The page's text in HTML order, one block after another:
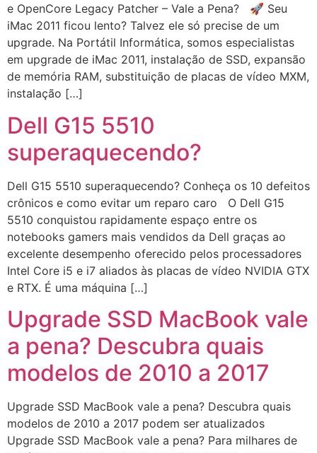
e OpenCore Legacy Patcher – Vale a Pena? 🚀 Seu
iMac 2011 ficou lento? Talvez ele só precise de um
upgrade. Na Portátil Informática, somos especialistas
em upgrade de iMac 2011, instalação de SSD, expansão
de memória RAM, substituição de placas de vídeo MXM,
instalação […]
Dell G15 5510
superaquecendo?
Dell G15 5510 superaquecendo? Conheça os 10 defeitos
crônicos e como evitar um reparo caro O Dell G15
5510 conquistou rapidamente espaço entre os
notebooks gamers mais vendidos da Dell graças ao
excelente desempenho oferecido pelos processadores
Intel Core i5 e i7 aliados às placas de vídeo NVIDIA GTX
e RTX. É uma máquina […]
Upgrade SSD MacBook vale
a pena? Descubra quais
modelos de 2010 a 2017
Upgrade SSD MacBook vale a pena? Descubra quais
modelos de 2010 a 2017 podem ser atualizados
Upgrade SSD MacBook vale a pena? Para milhares de